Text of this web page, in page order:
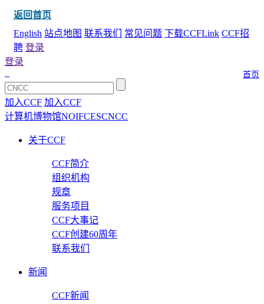
返回首页
English 站点地图 联系我们 常见问题 下载CCFLink CCF招
聘 登录
首页
登录
加入CCF 加入CCF
计算机博物馆NOIFCESCNCC
关于CCF
CCF简介
组织机构
规章
服务项目
CCF大事记
CCF创建60周年
联系我们
新闻
CCF新闻